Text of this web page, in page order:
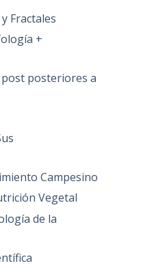
Fractales
+
posteriores a
Campesino
Vegetal
de la